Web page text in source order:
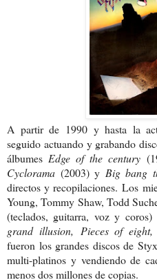
A partir de 1990 y hasta la
seguido actuando y grabando
álbumes Edge of the century
Cyclorama (2003) y Big bang
directos y recopilaciones.Los
Young, Tommy Shaw, Todd
(teclados, guitarra, voz y
grand illusion, Pieces of eight,
fueron los grandes discos de
multi-platinos y vendiendo de
menos dos millones de copias.